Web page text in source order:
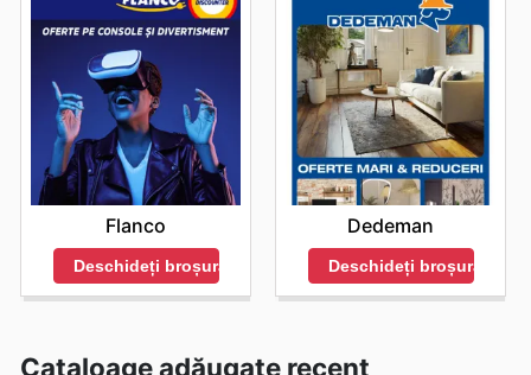
Flanco
Deschideți broșura
Dedeman
Deschideți broșura
Cataloage adăugate recent